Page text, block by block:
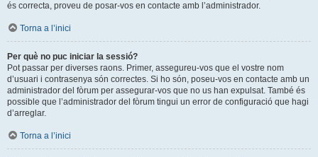
és correcta, proveu de posar-vos en contacte amb l’administrador.
Torna a l’inici
Per què no puc iniciar la sessió?
Pot passar per diverses raons. Primer, assegureu-vos que el vostre nom
d’usuari i contrasenya són correctes. Si ho són, poseu-vos en contacte amb un
administrador del fòrum per assegurar-vos que no us han expulsat. També és
possible que l’administrador del fòrum tingui un error de configuració que hagi
d’arreglar.
Torna a l’inici